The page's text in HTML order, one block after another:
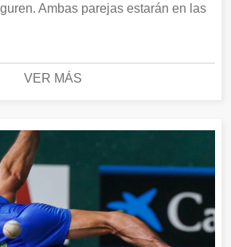
Ambas parejas estarán en las
VER MÁS